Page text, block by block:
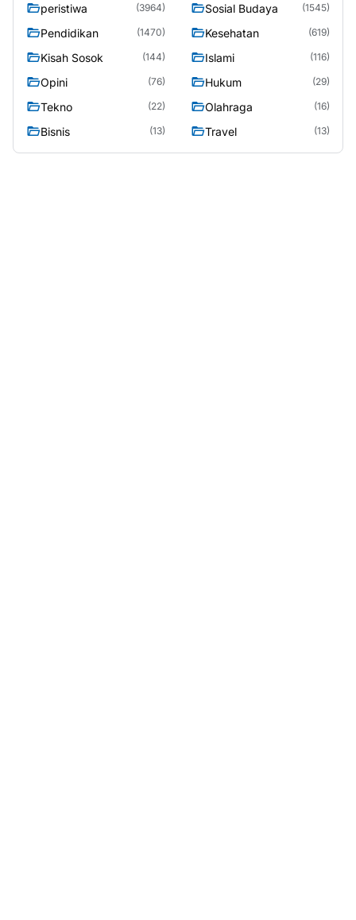
peristiwa (3964) Sosial Budaya (1545)
Pendidikan (1470) Kesehatan (619)
Kisah Sosok (144) Islami (116)
Opini (76) Hukum (29)
Tekno (22) Olahraga (16)
Bisnis (13) Travel (13)